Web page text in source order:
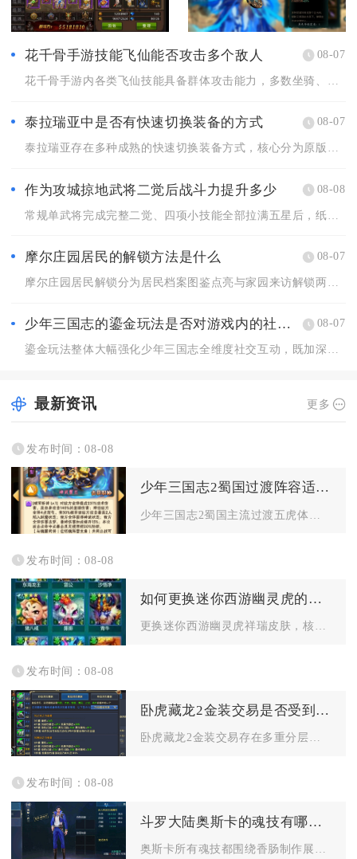
花千骨手游技能飞仙能否攻击多个敌人 08-07
泰拉瑞亚中是否有快速切换装备的方式 08-07
泰拉瑞亚存在多种成熟的快速切换装备方式，核心分为原版内置套装...
作为攻城掠地武将二觉后战斗力提升多少 08-08
摩尔庄园居民的解锁方法是什么 08-07
少年三国志的鎏金玩法是否对游戏内的社交互动有影响 08-07
鎏金玩法整体大幅强化少年三国志全维度社交互动，既加深军团内部...
最新资讯 更多
发布时间：08-08
少年三国志2蜀国过渡阵容适合哪些平民玩家
发布时间：08-08
如何更换迷你西游幽灵虎的祥瑞皮肤
更换迷你西游幽灵虎祥瑞皮肤，核心流程为先解锁祥瑞幻化界面、选...
发布时间：08-08
卧虎藏龙2金装交易是否受到限制
发布时间：08-08
斗罗大陆奥斯卡的魂技有哪些特点